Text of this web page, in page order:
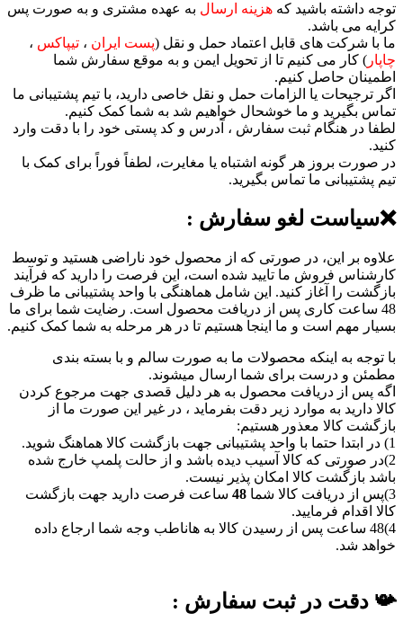
توجه داشته باشید که هزینه ارسال به عهده مشتری و به صورت پس
کرایه می باشد.
ما با شرکت های قابل اعتماد حمل و نقل (پست ایران ، تیپاکس ،
چاپار ) کار می کنیم تا از تحویل ایمن و به موقع سفارش شما
اطمینان حاصل کنیم.
اگر ترجیحات یا الزامات حمل و نقل خاصی دارید، با تیم پشتیبانی ما
تماس بگیرید و ما خوشحال خواهیم شد به شما کمک کنیم.
لطفا در هنگام ثبت سفارش ، آدرس و کد پستی خود را با دقت وارد
کنید.
در صورت بروز هر گونه اشتباه یا مغایرت، لطفاً فوراً برای کمک با
تیم پشتیبانی ما تماس بگیرید.
❌سیاست لغو سفارش :
علاوه بر این، در صورتی که از محصول خود ناراضی هستید و توسط
کارشناس فروش ما تایید شده است، این فرصت را دارید که فرآیند
بازگشت را آغاز کنید. این شامل هماهنگی با واحد پشتیبانی ما ظرف
48 ساعت کاری پس از دریافت محصول است. رضایت شما برای ما
بسیار مهم است و ما اینجا هستیم تا در هر مرحله به شما کمک کنیم.
با توجه به اینکه محصولات ما به صورت سالم و با بسته بندی
مطمئن و درست برای شما ارسال میشوند.
اگه پس از دریافت محصول به هر دلیل قصدی جهت مرجوع کردن
کالا دارید به موارد زیر دقت بفرماید ، در غیر این صورت ما از
بازگشت کالا معذور هستیم:
1) در ابتدا حتما با واحد پشتیبانی جهت بازگشت کالا هماهنگ شوید.
2)در صورتی که کالا آسیب دیده باشد و از حالت پلمپ خارج شده
باشد بازگشت کالا امکان پذیر نیست.
3)پس از دریافت کالا شما
48 ساعت فرصت دارید جهت بازگشت
کالا اقدام فرمایید.
4)48 ساعت پس از رسیدن کالا به هاناطب وجه شما ارجاع داده
خواهد شد.
📯 دقت در ثبت سفارش :